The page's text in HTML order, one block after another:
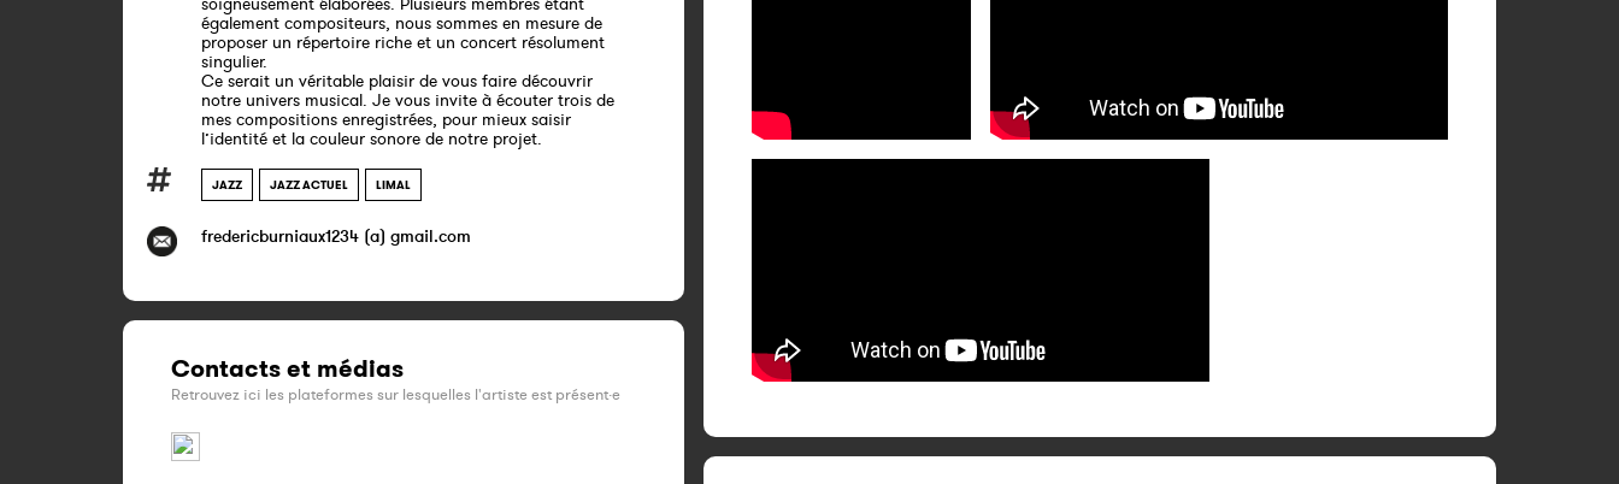
également compositeurs, nous sommes en mesure de
proposer un répertoire riche et un concert résolument
singulier.
Ce serait un véritable plaisir de vous faire découvrir
notre univers musical. Je vous invite à écouter trois de
mes compositions enregistrées, pour mieux saisir
l’identité et la couleur sonore de notre projet.
JAZZ JAZZ ACTUEL LIMAL
fredericburniaux1234 (a) gmail.com
Contacts et médias
Retrouvez ici les plateformes sur lesquelles l'artiste est présent·e